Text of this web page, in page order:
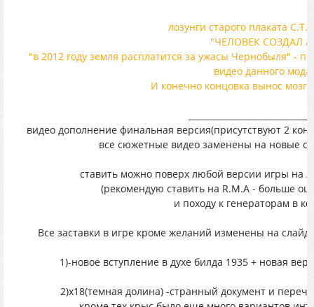
лозунги старого плаката
"ЧЕЛОВЕК СОЗДАЛ
"в 2012 году земля расплатится за ужасы Чернобыля" -
видео данного
И конечно концовка вынос
видео дополнение финальная версия(присутствуют 2
все сюжетные видео заменены на новые с
ставить можно поверх любой версии игры на
(рекомендую ставить на R.M.A - больше
и походу к генераторам в
Все заставки в игре кроме желаний изменены на
1)-новое вступление в духе билда 1935 + новая
2)x18(темная долина) -странный документ и